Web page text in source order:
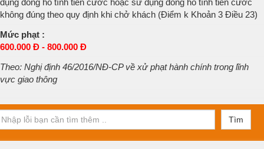
dụng đồng hồ tính tiền cước hoặc sử dụng đồng hồ tính tiền cước
không đúng theo quy định khi chở khách (Điểm k Khoản 3 Điều 23)
Mức phạt :
600.000 Đ - 800.000 Đ
Theo: Nghị định 46/2016/NĐ-CP về xử phạt hành chính trong lĩnh
vực giao thông
Tìm